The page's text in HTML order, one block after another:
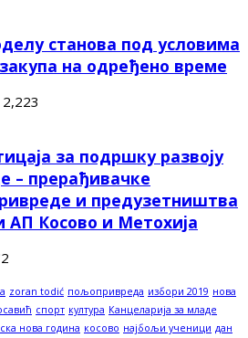
станова под условима
на одређено време
2,223
за подршку развоју
– прерађивачке
и предузетништва
АП Косово и Метохија
zoran todić пољопривреда избори 2019 нова
спорт култура Канцеларија за младе
нова година косово најбољи ученици дан